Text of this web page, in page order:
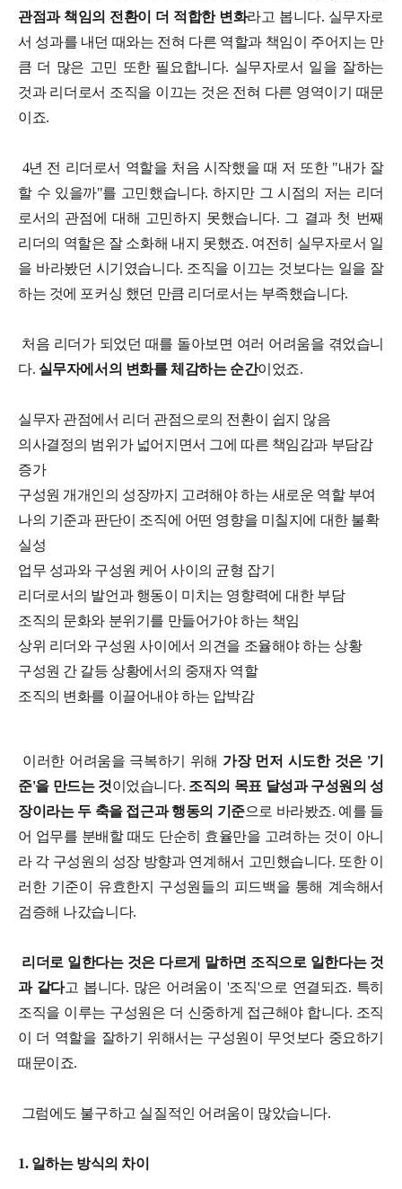
관점과 책임의 전환이 더 적합한 변화라고 봅니다. 실무자로
서 성과를 내던 때와는 전혀 다른 역할과 책임이 주어지는 만
큼 더 많은 고민 또한 필요합니다. 실무자로서 일을 잘하는
것과 리더로서 조직을 이끄는 것은 전혀 다른 영역이기 때문
이죠.
4년 전 리더로서 역할을 처음 시작했을 때 저 또한 "내가 잘
할 수 있을까"를 고민했습니다. 하지만 그 시점의 저는 리더
로서의 관점에 대해 고민하지 못했습니다. 그 결과 첫 번째
리더의 역할은 잘 소화해 내지 못했죠. 여전히 실무자로서 일
을 바라봤던 시기였습니다. 조직을 이끄는 것보다는 일을 잘
하는 것에 포커싱 했던 만큼 리더로서는 부족했습니다.
처음 리더가 되었던 때를 돌아보면 여러 어려움을 겪었습니
다. 실무자에서의 변화를 체감하는 순간이었죠.
실무자 관점에서 리더 관점으로의 전환이 쉽지 않음
의사결정의 범위가 넓어지면서 그에 따른 책임감과 부담감
증가
구성원 개개인의 성장까지 고려해야 하는 새로운 역할 부여
나의 기준과 판단이 조직에 어떤 영향을 미칠지에 대한 불확
실성
업무 성과와 구성원 케어 사이의 균형 잡기
리더로서의 발언과 행동이 미치는 영향력에 대한 부담
조직의 문화와 분위기를 만들어가야 하는 책임
상위 리더와 구성원 사이에서 의견을 조율해야 하는 상황
구성원 간 갈등 상황에서의 중재자 역할
조직의 변화를 이끌어내야 하는 압박감
이러한 어려움을 극복하기 위해 가장 먼저 시도한 것은 '기
준'을 만드는 것이었습니다. 조직의 목표 달성과 구성원의 성
장이라는 두 축을 접근과 행동의 기준으로 바라봤죠. 예를 들
어 업무를 분배할 때도 단순히 효율만을 고려하는 것이 아니
라 각 구성원의 성장 방향과 연계해서 고민했습니다. 또한 이
러한 기준이 유효한지 구성원들의 피드백을 통해 계속해서
검증해 나갔습니다.
리더로 일한다는 것은 다르게 말하면 조직으로 일한다는 것
과 같다고 봅니다. 많은 어려움이 '조직'으로 연결되죠. 특히
조직을 이루는 구성원은 더 신중하게 접근해야 합니다. 조직
이 더 역할을 잘하기 위해서는 구성원이 무엇보다 중요하기
때문이죠.
그럼에도 불구하고 실질적인 어려움이 많았습니다.
1. 일하는 방식의 차이